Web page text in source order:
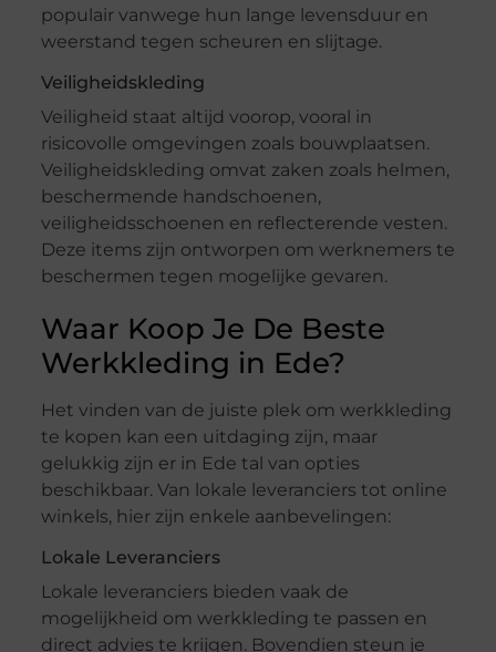
populair vanwege hun lange levensduur en
weerstand tegen scheuren en slijtage.
Veiligheidskleding
Veiligheid staat altijd voorop, vooral in
risicovolle omgevingen zoals bouwplaatsen.
Veiligheidskleding omvat zaken zoals helmen,
beschermende handschoenen,
veiligheidsschoenen en reflecterende vesten.
Deze items zijn ontworpen om werknemers te
beschermen tegen mogelijke gevaren.
Waar Koop Je De Beste
Werkkleding in Ede?
Het vinden van de juiste plek om werkkleding
te kopen kan een uitdaging zijn, maar
gelukkig zijn er in Ede tal van opties
beschikbaar. Van lokale leveranciers tot online
winkels, hier zijn enkele aanbevelingen:
Lokale Leveranciers
Lokale leveranciers bieden vaak de
mogelijkheid om werkkleding te passen en
direct advies te krijgen. Bovendien steun je